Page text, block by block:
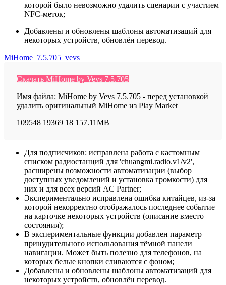
которой было невозможно удалить сценарии с участием
NFC-меток;
Добавлены и обновлены шаблоны автоматизаций для
некоторых устройств, обновлён перевод.
MiHome_7.5.705_vevs
Скачать MiHome by Vevs 7.5.705
Имя файла: MiHome by Vevs 7.5.705 - перед установкой
удалить оригинальный MiHome из Play Market
109548 19369 18 157.11MB
Для подписчиков: исправлена работа с кастомным
списком радиостанций для 'chuangmi.radio.v1/v2',
расширены возможности автоматизации (выбор
доступных уведомлений и установка громкости) для
них и для всех версий AC Partner;
Экспериментально исправлена ошибка китайцев, из-за
которой некорректно отображалось последнее событие
на карточке некоторых уcтройств (описание вместо
состояния);
В экспериментальные функции добавлен параметр
принудительного использования тёмной панели
навигации. Может быть полезно для телефонов, на
которых белые кнопки сливаются с фоном;
Добавлены и обновлены шаблоны автоматизаций для
некоторых устройств, обновлён перевод.